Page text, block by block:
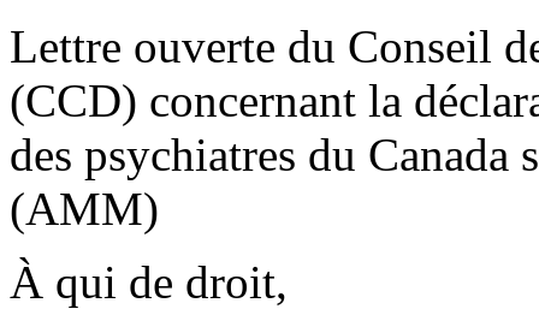
Lettre ouverte du Conseil
(CCD) concernant la
des psychiatres du Canada
(AMM)
À qui de droit,